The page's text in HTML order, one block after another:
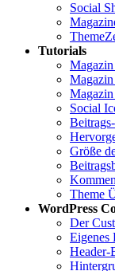
Social
Tutorials
Magazin
Social
Größe
Theme
WordPress
Der
Eigenes
Header-